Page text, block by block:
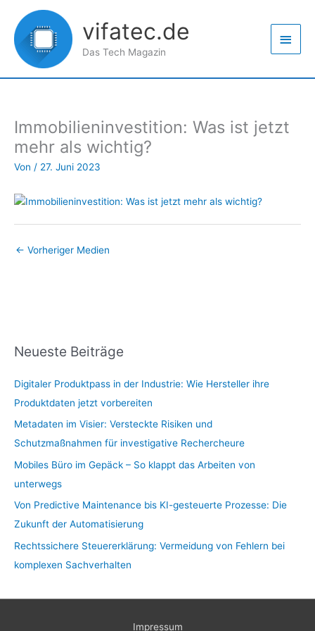
Inhalt
springen
vifatec.de
Das Tech Magazin
Immobilieninvestition: Was ist jetzt
mehr als wichtig?
Von / 27. Juni 2023
← Vorheriger Medien
Neueste Beiträge
Digitaler Produktpass in der Industrie: Wie Hersteller ihre
Produktdaten jetzt vorbereiten
Metadaten im Visier: Versteckte Risiken und
Schutzmaßnahmen für investigative Rechercheure
Mobiles Büro im Gepäck – So klappt das Arbeiten von
unterwegs
Von Predictive Maintenance bis KI-gesteuerte Prozesse: Die
Zukunft der Automatisierung
Rechtssichere Steuererklärung: Vermeidung von Fehlern bei
komplexen Sachverhalten
Impressum